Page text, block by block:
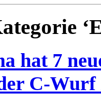
hat 7
C-Wurf